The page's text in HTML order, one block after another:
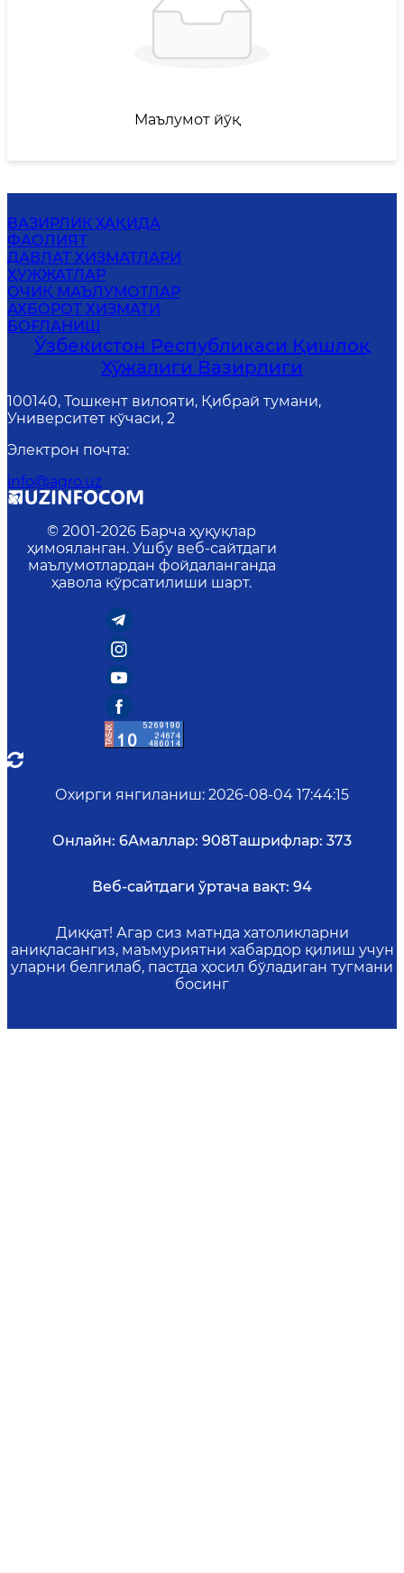
Маълумот йўқ
ВАЗИРЛИК ҲАҚИДА
ФАОЛИЯТ
ДАВЛАТ ХИЗМАТЛАРИ
ҲУЖЖАТЛАР
ОЧИҚ МАЪЛУМОТЛАР
АХБОРОТ ХИЗМАТИ
БОҒЛАНИШ
Ўзбекистон Республикаси Қишлоқ
Хўжалиги Вазирлиги
100140, Тошкент вилояти, Қибрай тумани,
Университет кўчаси, 2
Электрон почта:
info@agro.uz
© 2001-2026 Барча ҳуқуқлар
ҳимояланган. Ушбу веб-сайтдаги
маълумотлардан фойдаланганда
ҳавола кўрсатилиши шарт.
Охирги янгиланиш: 2026-08-04 17:44:15
Онлайн: 6Амаллар: 908Ташрифлар: 373
Веб-сайтдаги ўртача вақт: 94
Диққат! Агар сиз матнда хатоликларни
аниқласангиз, маъмуриятни хабардор қилиш учун
уларни белгилаб, пастда ҳосил бўладиган тугмани
босинг